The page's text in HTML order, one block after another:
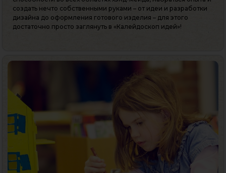
создать нечто собственными руками – от идеи и разработки
дизайна до оформления готового изделия – для этого
достаточно просто заглянуть в «Калейдоскоп идей»!